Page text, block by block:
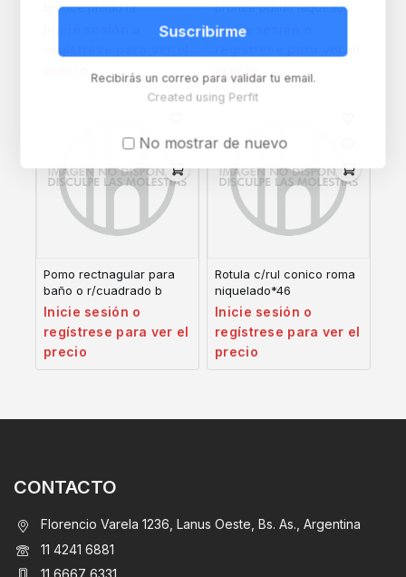
bronce pulido la
bronce pulido laqueado
Inicie sesión o
Pomo rectnagular para
baño o r/cuadrado b
Inicie sesión o
regístrese para ver el
precio
Rotula c/rul conico roma
niquelado*46
Inicie sesión o
regístrese para ver el
precio
CONTACTO
Florencio Varela 1236, Lanus Oeste, Bs. As., Argentina
11 4241 6881
11 6667 6331
Suscribirme
Recibirás un correo para validar tu email.
Created using Perfit
No mostrar de nuevo